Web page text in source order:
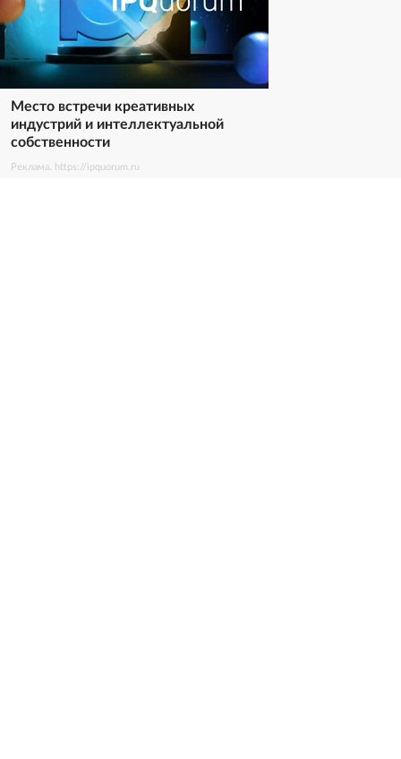
Место встречи креативных
индустрий и интеллектуальной
собственности
Реклама. https://ipquorum.ru